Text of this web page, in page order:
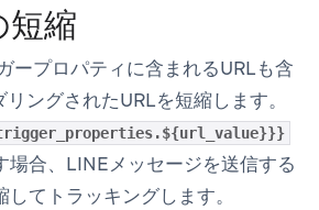
短縮
ープロパティに含まれるURLも含
ングされたURLを短縮します。
場合、LINEメッセージを送信する
てトラッキングします。